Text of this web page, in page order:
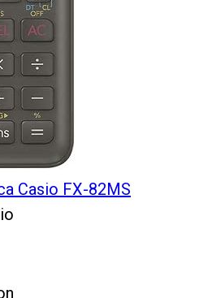
Casio FX-82MS